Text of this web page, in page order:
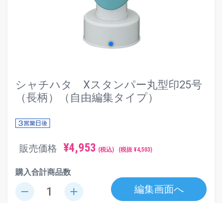
シャチハタ Xスタンパー丸型印25号
（長柄）（自由編集タイプ）
販売価格 ¥4,953 (税込) (税抜 ¥4,503)
購入合計商品数
remove add 編集画面へ